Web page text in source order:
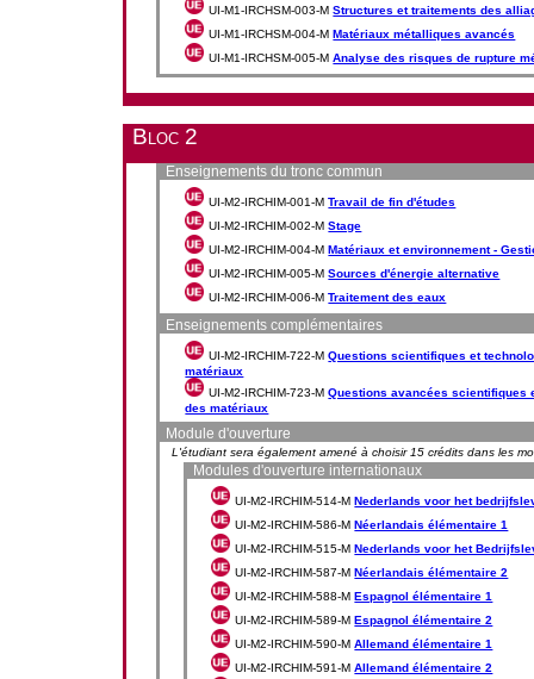
UI-M1-IRCHSM-003-MStructures et traitements des
UI-M1-IRCHSM-004-MMatériaux métalliques avancés
UI-M1-IRCHSM-005-MAnalyse des risques de rupture
Bloc 2
Enseignements du tronc commun
UI-M2-IRCHIM-001-MTravail de fin d'études
UI-M2-IRCHIM-002-MStage
UI-M2-IRCHIM-004-MMatériaux et environnement -
UI-M2-IRCHIM-005-MSources d'énergie alternative
UI-M2-IRCHIM-006-MTraitement des eaux
Enseignements complémentaires
UI-M2-IRCHIM-722-MQuestions scientifiques et
matériaux
UI-M2-IRCHIM-723-MQuestions avancées scientifiques
des matériaux
Module d'ouverture
L'étudiant sera également amené à choisir 15 crédits dans les
Modules d'ouverture internationaux
UI-M2-IRCHIM-514-MNederlands voor het
UI-M2-IRCHIM-586-MNéerlandais élémentaire 1
UI-M2-IRCHIM-515-MNederlands voor het
UI-M2-IRCHIM-587-MNéerlandais élémentaire 2
UI-M2-IRCHIM-588-MEspagnol élémentaire 1
UI-M2-IRCHIM-589-MEspagnol élémentaire 2
UI-M2-IRCHIM-590-MAllemand élémentaire 1
UI-M2-IRCHIM-591-MAllemand élémentaire 2